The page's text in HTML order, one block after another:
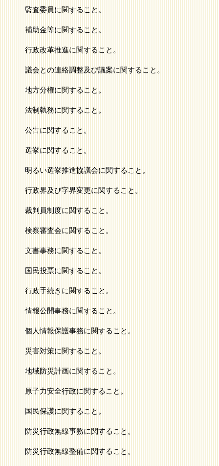
監査委員に関すること。
補助金等に関すること。
行政改革推進に関すること。
議会との連絡調整及び議案に関すること。
地方分権に関すること。
法制執務に関すること。
公告に関すること。
選挙に関すること。
明るい選挙推進協議会に関すること。
行政界及び字界変更に関すること。
裁判員制度に関すること。
検察審査会に関すること。
文書事務に関すること。
国民投票に関すること。
行政手続きに関すること。
情報公開事務に関すること。
個人情報保護事務に関すること。
災害対策に関すること。
地域防災計画に関すること。
原子力安全行政に関すること。
国民保護に関すること。
防災行政無線事務に関すること。
防災行政無線整備に関すること。